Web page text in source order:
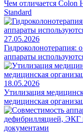
Чем отличается Colon
Standard
27.05.2026
Гидроколонотерапия:
аппараты
18.05.2026
Утилизация
медицинская